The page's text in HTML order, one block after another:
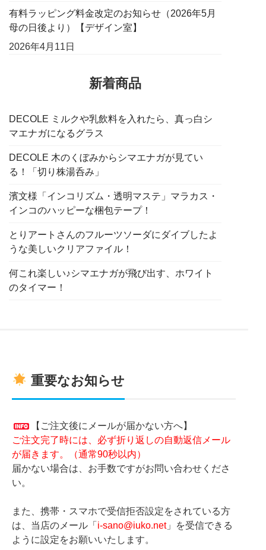
有料ラッピング料金改定のお知らせ（2026年5月
母の日後より）【デザイン室】
2026年4月11日
新着商品
DECOLE ミルクや乳飲料を入れたら、真っ白シ
マエナガになるグラス
DECOLE 木のくぼみからシマエナガが見てい
る！「切り株湯呑み」
濱文様「インコリズム・透明マステ」マラカス・
インコのハッピーな梱包テープ！
とりアートさんのフルーツソーダにダイブしたよ
うな美しいクリアファイル！
何これ楽しい♪シマエナガが飛び出す、ホワイト
のタイマー！
重要なお知らせ
【ご注文後にメールが届かない方へ】
ご注文完了時には、必ず折り返しの自動返信メール
が届きます。（通常90秒以内）
届かない場合は、お手数ですがお問い合わせくださ
い。
また、携帯・スマホで受信拒否設定をされている方
は、当店のメール「 i-sano@iuko.net」を受信できる
ように設定をお願いいたします。